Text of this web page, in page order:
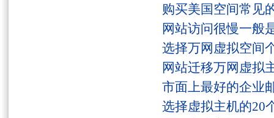
购买美国空间常见
网站访问很慢一般
选择万网虚拟空间
网站迁移万网虚拟
市面上最好的企业
选择虚拟主机的20